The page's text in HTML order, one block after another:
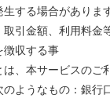
する場合がありま
取引金額、利用料金
徴収する事
は、本サービスのご
ようなもの：銀行